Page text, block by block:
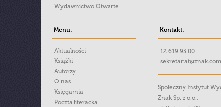
Wydawnictwo Otwarte
Menu:
Aktualności
Książki
Autorzy
O nas
Księgarnia
Poczta literacka
Kontakt:
12 619 95 00
Społeczny Instytut
Znak Sp. z o.o.,